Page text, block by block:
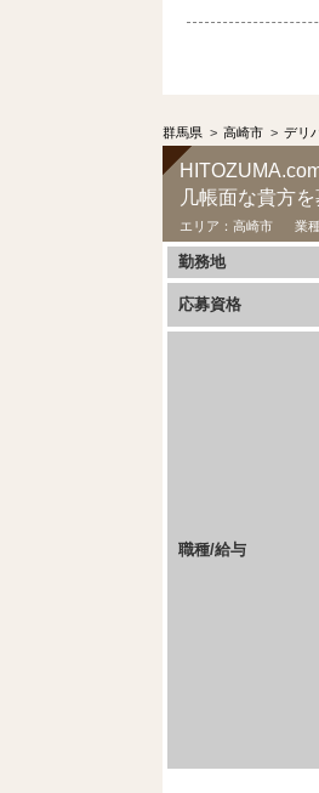
群馬県 > 高崎市 > デリ
几帳面な貴方
エリア： 高崎市 業
勤務地
応募資格
職種/給与